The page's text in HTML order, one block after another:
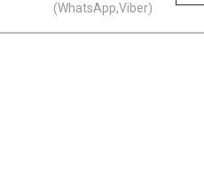
(WhatsApp,Viber)